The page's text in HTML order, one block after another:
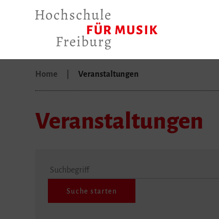
Home Veranstaltungen
Veranstaltungen
Suchbegriff